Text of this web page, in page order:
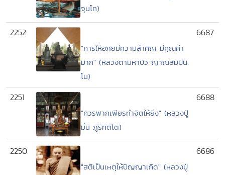
จุนโท)
2252
"การให้อภัยมีความสำคัญ มีคุณค่า
มาก" (หลวงตามหาบัว ญาณสัมปัน
โน)
6687
2251
"ควรพากเพียรทำจิตให้ยิ่ง" (หลวงปู่
มั่น ภูริทัตโต)
6688
2250
"สติเป็นเหตุให้ปัญญาเกิด" (หลวงปู่
6686